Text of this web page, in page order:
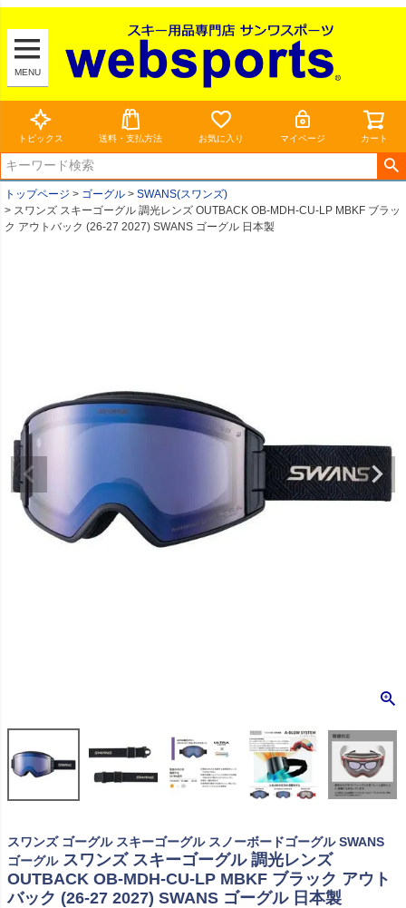
MENU
トピックス 送料・支払方法 お気に入り マイページ カート
トップページ ゴーグル
SWANS(スワンズ)
スワンズ スキーゴーグル 調光レンズ OUTBACK OB-MDH-CU-LP MBKF ブラッ
ク アウトバック (26-27 2027) SWANS ゴーグル 日本製
スワンズ ゴーグル スキーゴーグル スノーボードゴーグル SWANS
ゴーグル スワンズ スキーゴーグル 調光レンズ
OUTBACK OB-MDH-CU-LP MBKF ブラック アウト
バック (26-27 2027) SWANS ゴーグル 日本製